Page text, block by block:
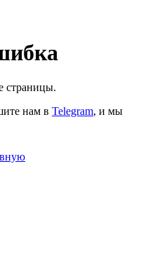
страницы.
нам в Telegram, и мы